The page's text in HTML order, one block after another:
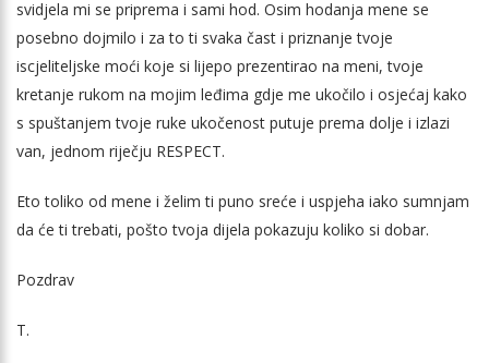
svidjela mi se priprema i sami hod. Osim hodanja mene se
posebno dojmilo i za to ti svaka čast i priznanje tvoje
iscjeliteljske moći koje si lijepo prezentirao na meni, tvoje
kretanje rukom na mojim leđima gdje me ukočilo i osjećaj kako
s spuštanjem tvoje ruke ukočenost putuje prema dolje i izlazi
van, jednom riječju RESPECT.
Eto toliko od mene i želim ti puno sreće i uspjeha iako sumnjam
da će ti trebati, pošto tvoja dijela pokazuju koliko si dobar.
Pozdrav
T.